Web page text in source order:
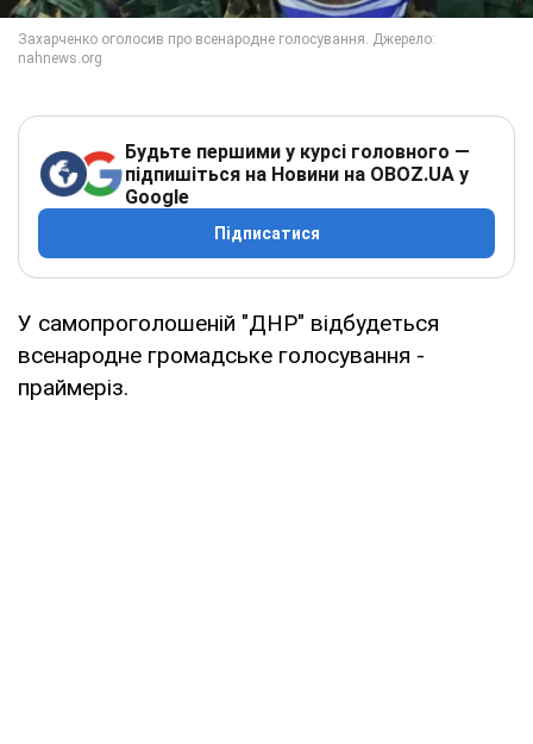
Будьте першими у курсі головного —
підпишіться на Новини на OBOZ.UA у
Google
Підписатися
У самопроголошеній "ДНР" відбудеться
всенародне громадське голосування -
праймеріз.